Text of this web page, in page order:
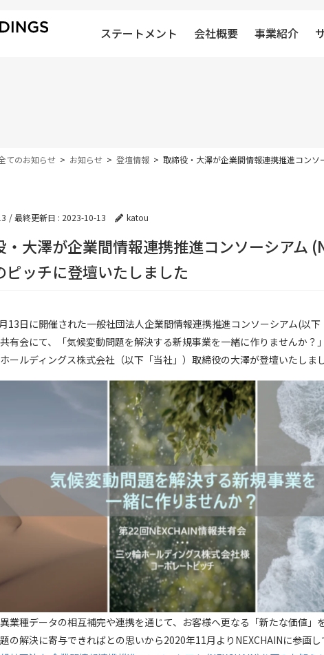
ステートメント 会社概要 事業紹介
てのお知らせ お知らせ 登壇情報 取締役・大澤が企業間情報連携推進コンソ
/ 最終更新日 : 2023-10-13 katou
・大澤が企業間情報連携推進コンソーシアム
ピッチに登壇いたしました
13日に開催された一般社団法人企業間情報連携推進コンソーシアム(以下
有会にて、「気候変動問題を解決する新規事業を一緒に作りませんか？
ールディングス株式会社（以下「当社」）取締役の大澤が登壇いたしまし
業種データの相互補完や連携を通じて、お客様へ更なる「新たな価値」
の解決に寄与できればとの思いから2020年11月よりNEXCHAINに参画し